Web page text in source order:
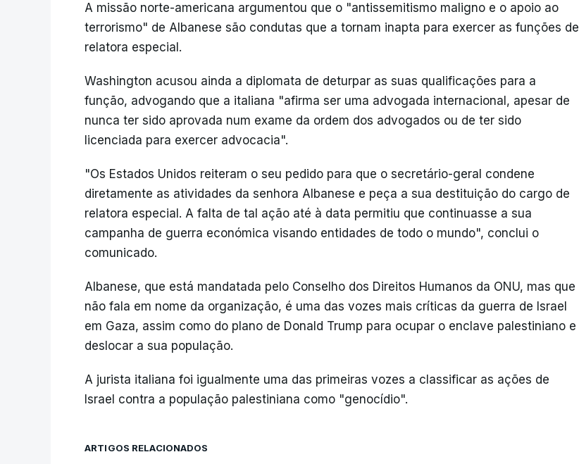
A missão norte-americana argumentou que o "antissemitismo maligno e o apoio ao
terrorismo" de Albanese são condutas que a tornam inapta para exercer as funções de
relatora especial.
Washington acusou ainda a diplomata de deturpar as suas qualificações para a
função, advogando que a italiana "afirma ser uma advogada internacional, apesar de
nunca ter sido aprovada num exame da ordem dos advogados ou de ter sido
licenciada para exercer advocacia".
"Os Estados Unidos reiteram o seu pedido para que o secretário-geral condene
diretamente as atividades da senhora Albanese e peça a sua destituição do cargo de
relatora especial. A falta de tal ação até à data permitiu que continuasse a sua
campanha de guerra económica visando entidades de todo o mundo", conclui o
comunicado.
Albanese, que está mandatada pelo Conselho dos Direitos Humanos da ONU, mas que
não fala em nome da organização, é uma das vozes mais críticas da guerra de Israel
em Gaza, assim como do plano de Donald Trump para ocupar o enclave palestiniano e
deslocar a sua população.
A jurista italiana foi igualmente uma das primeiras vozes a classificar as ações de
Israel contra a população palestiniana como "genocídio".
ARTIGOS RELACIONADOS